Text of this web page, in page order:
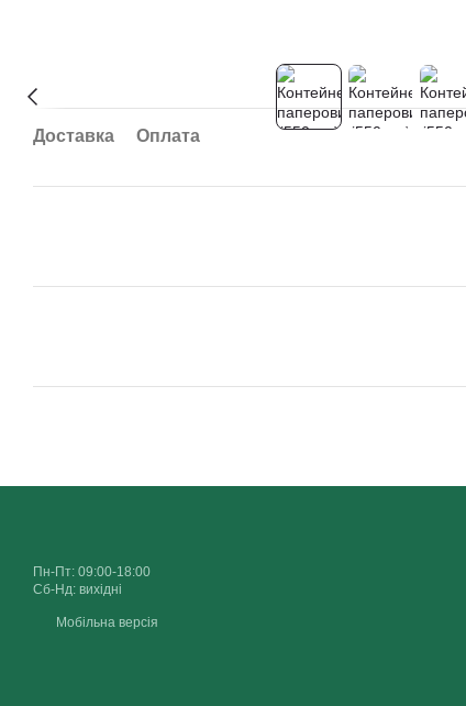
Доставка Оплата
Пн-Пт: 09:00-18:00
Сб-Нд: вихідні
Мобільна версія